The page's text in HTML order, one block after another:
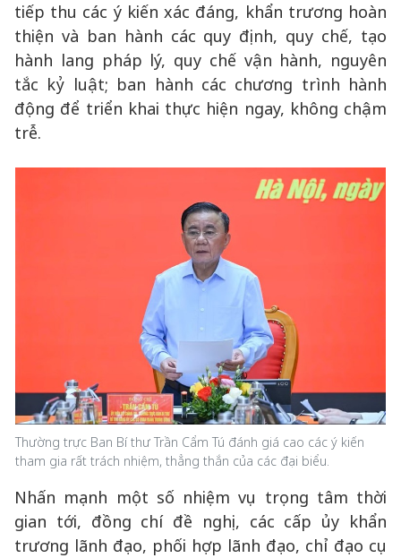
tiếp thu các ý kiến xác đáng, khẩn trương hoàn
thiện và ban hành các quy định, quy chế, tạo
hành lang pháp lý, quy chế vận hành, nguyên
tắc kỷ luật; ban hành các chương trình hành
động để triển khai thực hiện ngay, không chậm
trễ.
Thường trực Ban Bí thư Trần Cẩm Tú đánh giá cao các ý kiến
tham gia rất trách nhiệm, thẳng thắn của các đại biểu.
Nhấn mạnh một số nhiệm vụ trọng tâm thời
gian tới, đồng chí đề nghị, các cấp ủy khẩn
trương lãnh đạo, phối hợp lãnh đạo, chỉ đạo cụ